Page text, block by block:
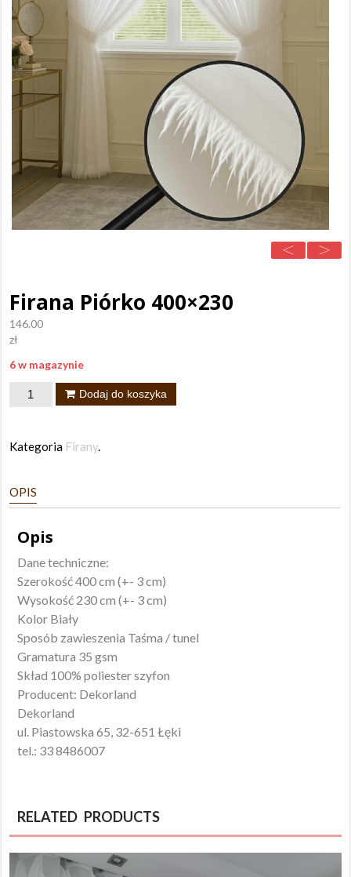
Firana Piórko 400×230
146.00
zł
6 w magazynie
ilość
400x230
Dodaj do koszyka
Kategoria Firany.
OPIS
Opis
Dane techniczne:
Szerokość 400 cm (+- 3 cm)
Wysokość 230 cm (+- 3 cm)
Kolor Biały
Sposób zawieszenia Taśma / tunel
Gramatura 35 gsm
Skład 100% poliester szyfon
Producent: Dekorland
Dekorland
ul. Piastowska 65, 32-651 Łęki
tel.: 33 8486007
RELATED PRODUCTS